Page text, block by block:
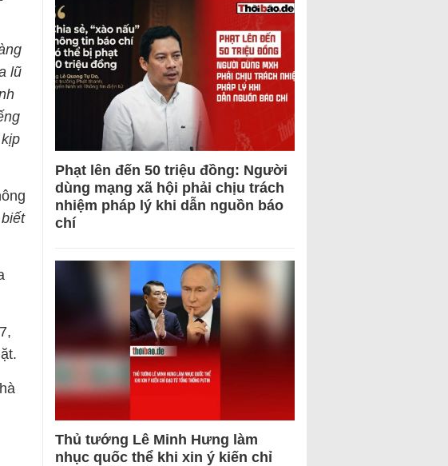
lũ
Phạt lên đến 50 triệu đồng: Người
dùng mạng xã hội phải chịu trách
nhiệm pháp lý khi dẫn nguồn báo
chí
Thủ tướng Lê Minh Hưng làm
nhục quốc thể khi xin ý kiến chỉ